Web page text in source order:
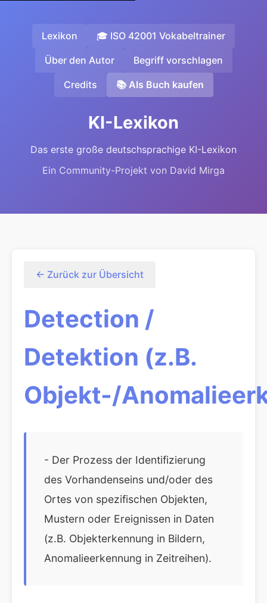
Lexikon 🎓 ISO 42001 Vokabeltrainer
Über den Autor Begriff vorschlagen
Credits 📚 Als Buch kaufen
KI-Lexikon
Das erste große deutschsprachige KI-Lexikon
Ein Community-Projekt von David Mirga
← Zurück zur Übersicht
Detection /
Detektion (z.B.
Objekt-/
- Der Prozess der Identifizierung
des Vorhandenseins und/oder des
Ortes von spezifischen Objekten,
Mustern oder Ereignissen in Daten
(z.B. Objekterkennung in Bildern,
Anomalieerkennung in Zeitreihen).